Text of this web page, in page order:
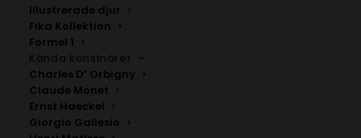
Illustrerade djur
Fika Kollektion
Formel 1
Kända konstnärer
Charles D’ Orbigny
Claude Monet
Ernst Haeckel
Giorgio Gallesio
Tyskland
Fr. 200.00